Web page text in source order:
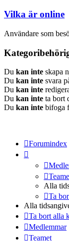
Vilka är online
Användare som
Du kan inte skapa
Du kan inte svara
Du kan inte
Du kan inte ta bort
Du kan inte bifoga
Forumindex
Alla
Ta
Alla
Ta bort alla
Medlemmar
Teamet